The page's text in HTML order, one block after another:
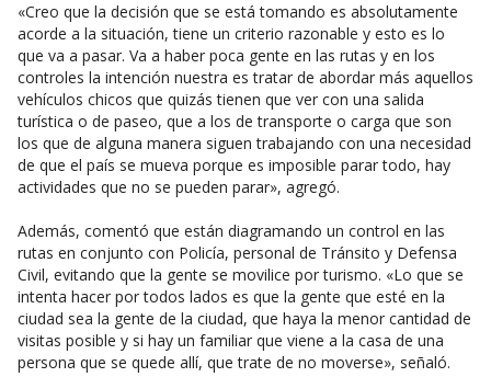
«Creo que la decisión que se está tomando es absolutamente
acorde a la situación, tiene un criterio razonable y esto es lo
que va a pasar. Va a haber poca gente en las rutas y en los
controles la intención nuestra es tratar de abordar más aquellos
vehículos chicos que quizás tienen que ver con una salida
turística o de paseo, que a los de transporte o carga que son
los que de alguna manera siguen trabajando con una necesidad
de que el país se mueva porque es imposible parar todo, hay
actividades que no se pueden parar», agregó.
Además, comentó que están diagramando un control en las
rutas en conjunto con Policía, personal de Tránsito y Defensa
Civil, evitando que la gente se movilice por turismo. «Lo que se
intenta hacer por todos lados es que la gente que esté en la
ciudad sea la gente de la ciudad, que haya la menor cantidad de
visitas posible y si hay un familiar que viene a la casa de una
persona que se quede allí, que trate de no moverse», señaló.